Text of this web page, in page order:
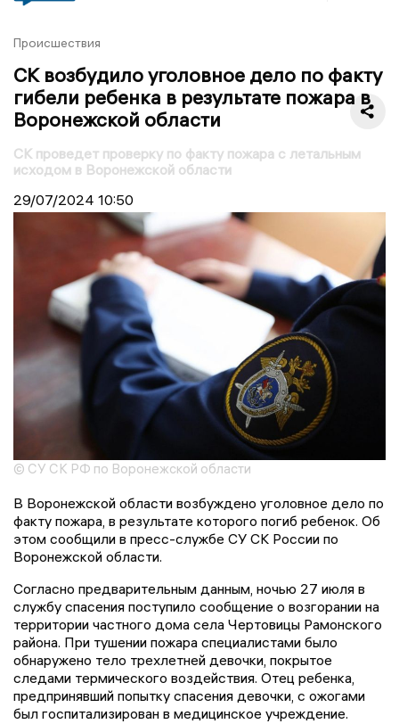
Происшествия
СК возбудило уголовное дело по факту
гибели ребенка в результате пожара в
Воронежской области
СК проведет проверку по факту пожара с летальным
исходом в Воронежской области
29/07/2024 10:50
© СУ СК РФ по Воронежской области
В Воронежской области возбуждено уголовное дело по
факту пожара, в результате которого погиб ребенок. Об
этом сообщили в пресс-службе СУ СК России по
Воронежской области.
Согласно предварительным данным, ночью 27 июля в
службу спасения поступило сообщение о возгорании на
территории частного дома села Чертовицы Рамонского
района. При тушении пожара специалистами было
обнаружено тело трехлетней девочки, покрытое
следами термического воздействия. Отец ребенка,
предпринявший попытку спасения девочки, с ожогами
был госпитализирован в медицинское учреждение.